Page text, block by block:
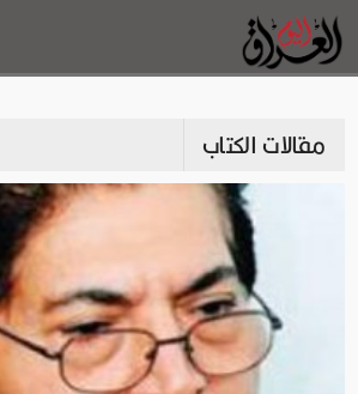
مقالات الكتاب